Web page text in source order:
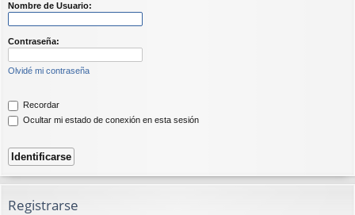
s
Nombre de Usuario:
Contraseña:
Olvidé mi contraseña
Recordar
Ocultar mi estado de conexión en esta sesión
Registrarse